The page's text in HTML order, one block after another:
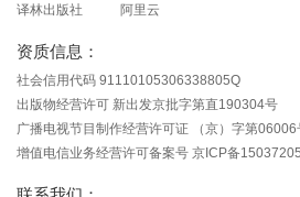
译林出版社
阿里云
资质信息：
社会信用代码 91110105306338805Q
出版物经营许可 新出发京批字第直190304号
广播电视节目制作经营许可证 （京）字第06006
增值电信业务经营许可备案号 京ICP备